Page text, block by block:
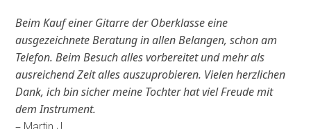
Beim Kauf einer Gitarre der Oberklasse eine
ausgezeichnete Beratung in allen Belangen, schon am
Telefon. Beim Besuch alles vorbereitet und mehr als
ausreichend Zeit alles auszuprobieren. Vielen herzlichen
Dank, ich bin sicher meine Tochter hat viel Freude mit
dem Instrument.